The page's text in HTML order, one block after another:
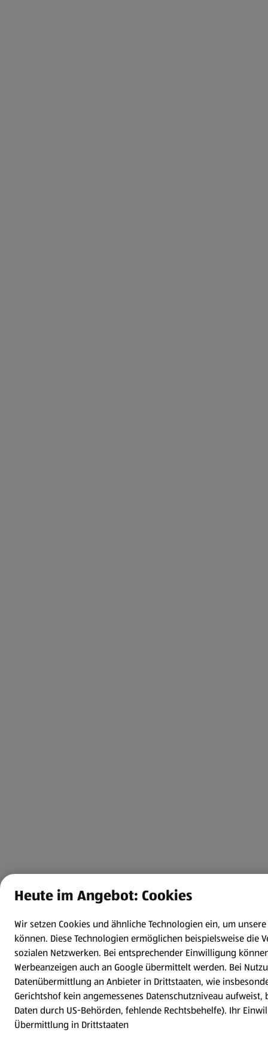
Heute im Angebot: Cookies
Wir setzen Cookies und ähnliche Technologien ein, um
können. Diese Technologien ermöglichen beispielsweise die
sozialen Netzwerken. Bei entsprechender Einwilligung
Werbeanzeigen auch an Google übermittelt werden. Bei
Datenübermittlung an Anbieter in Drittstaaten, wie
Gerichtshof kein angemessenes Datenschutzniveau
Daten durch US-Behörden, fehlende Rechtsbehelfe). Ihr
Übermittlung in Drittstaaten